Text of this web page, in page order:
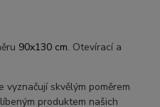
90x130 cm. Otevírací a
vyznačují skvělým poměrem
produktem našich